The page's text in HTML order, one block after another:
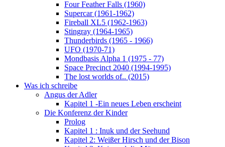
Four Feather Falls (1960)
Supercar (1961-1962)
Fireball XL5 (1962-1963)
Stingray (1964-1965)
Thunderbirds (1965 - 1966)
UFO (1970-71)
Mondbasis Alpha 1 (1975 - 77)
Space Precinct 2040 (1994-1995)
The lost worlds of.. (2015)
Was ich schreibe
Angus der Adler
Kapitel 1 -Ein neues Leben erscheint
Die Konferenz der Kinder
Prolog
Kapitel 1 : Inuk und der Seehund
Kapitel 2: Weißer Hirsch und der Bison